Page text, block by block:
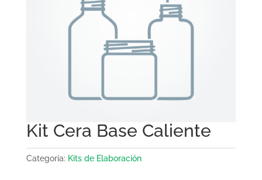
Kit Cera Base Caliente
Categoría: Kits de Elaboración